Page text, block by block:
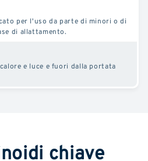
per l'uso da parte di minori o di
di allattamento.
e luce e fuori dalla portata
chiave